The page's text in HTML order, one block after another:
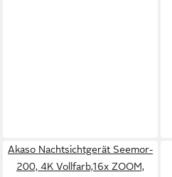
Akaso Nachtsichtgerät Seemor-
200, 4K Vollfarb,16x ZOOM,